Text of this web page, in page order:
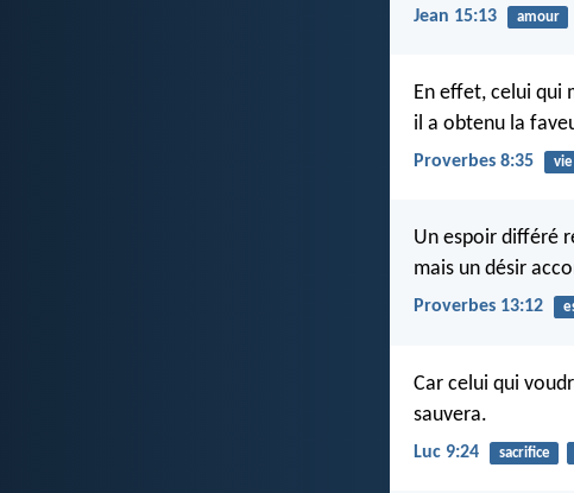
Jean 15:13 amour
En effet, celui qui
il a obtenu la
Proverbes 8:35
Un espoir différé
mais un désir
Proverbes 13:12
Car celui qui
sauvera.
Luc 9:24 sacrifice